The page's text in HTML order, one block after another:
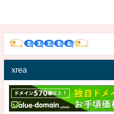
xrea